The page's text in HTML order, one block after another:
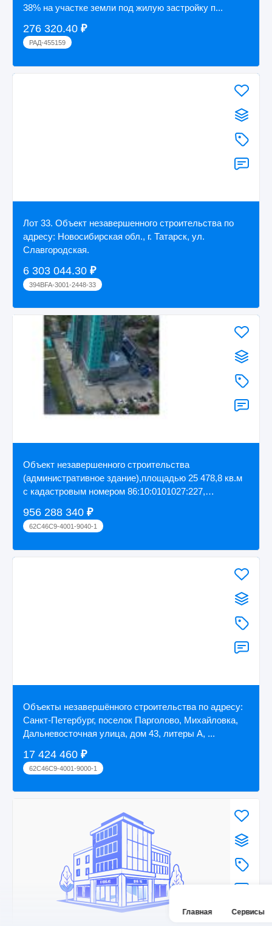
Главная Сервисы
38% на участке земли под жилую застройку п...
276 320.40 ₽
РАД-455159
Лот 33. Объект незавершенного строительства по
адресу: Новосибирская обл., г. Татарск, ул.
Славгородская.
6 303 044.30 ₽
394BFA-3001-2448-33
Объект незавершенного строительства
(административное здание),площадью 25 478,8 кв.м
с кадастровым номером 86:10:0101027:227,
956 288 340 ₽
62C46C9-4001-9040-1
Объекты незавершённого строительства по адресу:
Санкт-Петербург, поселок Парголово, Михайловка,
Дальневосточная улица, дом 43, литеры А, ...
17 424 460 ₽
62C46C9-4001-9000-1